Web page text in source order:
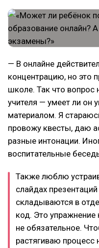
— В онлайне
концентрацию, но это
школе. Так что вопрос
учителя — умеет ли он
материалом. Я
провожу квесты, даю
разные интонации.
воспитательные
Также люблю
слайдах
складываются в
код. Это упражнение
не обязательное.
растягиваю процесс